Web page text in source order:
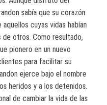
sabía que su corazón
cuyas vidas habían
otros. Como resultado,
pionero en un nuevo
para facilitar su
ejerce bajo el nombre
heridos y a los detenidos.
de cambiar la vida de las